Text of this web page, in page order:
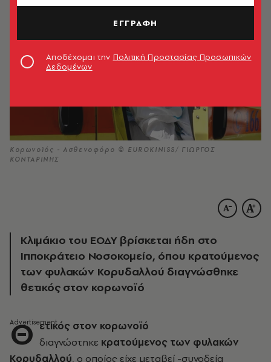
Κορωνοϊός - Ασθενοφόρο © EUROKINISS/ ΓΙΩΡΓΟΣ
ΚΟΝΤΑΡΙΝΗΣ
Κλιμάκιο του ΕΟΔΥ βρίσκεται ήδη στο
Ιπποκράτειο Νοσοκομείο, όπου κρατούμενος
των φυλακών Κορυδαλλού διαγνώσθηκε
θετικός στον κορωνοϊό
Θ ετικός στον κορωνοϊό
διαγνώστηκε κρατούμενος των φυλακών
Κορυδαλλού, ο οποίος είχε μεταβεί -συνοδεία
ΕΓΓΡΑΦΗ
Αποδέχομαι την Πολιτική Προστασίας Προσωπικών
Δεδομένων